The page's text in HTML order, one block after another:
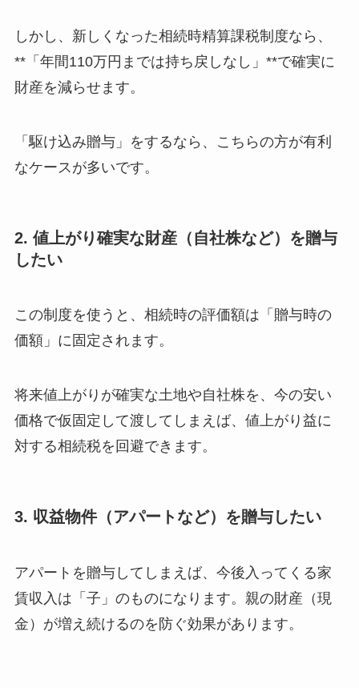
しかし、新しくなった相続時精算課税制度なら、
**「年間110万円までは持ち戻しなし」**で確実に
財産を減らせます。
「駆け込み贈与」をするなら、こちらの方が有利
なケースが多いです。
2. 値上がり確実な財産（自社株など）を贈与
したい
この制度を使うと、相続時の評価額は「贈与時の
価額」に固定されます。
将来値上がりが確実な土地や自社株を、今の安い
価格で仮固定して渡してしまえば、値上がり益に
対する相続税を回避できます。
3. 収益物件（アパートなど）を贈与したい
アパートを贈与してしまえば、今後入ってくる家
賃収入は「子」のものになります。親の財産（現
金）が増え続けるのを防ぐ効果があります。